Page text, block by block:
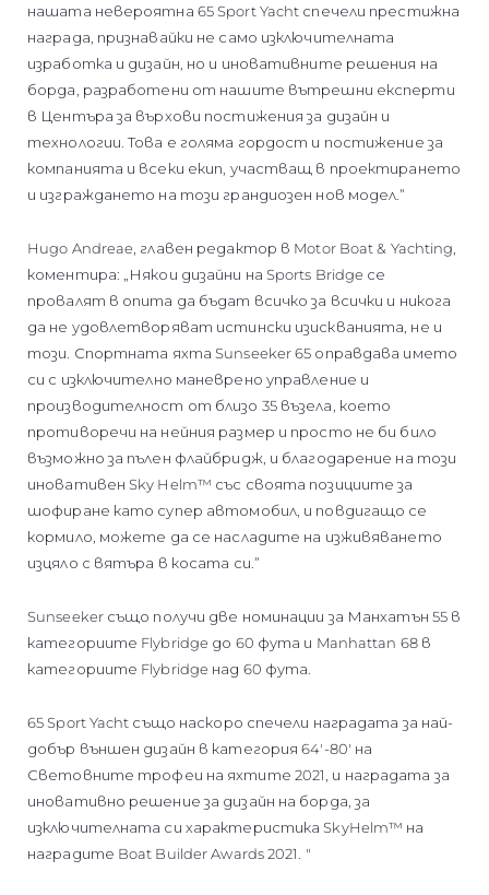
нашата невероятна 65 Sport Yacht спечели престижна
награда, признавайки не само изключителната
изработка и дизайн, но и иновативните решения на
борда, разработени от нашите вътрешни експерти
в Центъра за върхови постижения за дизайн и
технологии. Това е голяма гордост и постижение за
компанията и всеки екип, участващ в проектирането
и изграждането на този грандиозен нов модел.”
Hugo Andreae, главен редактор в Motor Boat & Yachting,
коментира: „Някои дизайни на Sports Bridge се
провалят в опита да бъдат всичко за всички и никога
да не удовлетворяват истински изискванията, не и
този. Спортната яхта Sunseeker 65 оправдава името
си с изключително маневрено управление и
производителност от близо 35 възела, което
противоречи на нейния размер и просто не би било
възможно за пълен флайбридж, и благодарение на този
иновативен Sky Helm™ със своята позициите за
шофиране като супер автомобил, и повдигащо се
кормило, можете да се насладите на изживяването
изцяло с вятъра в косата си.”
Sunseeker също получи две номинации за Манхатън 55 в
категориите Flybridge до 60 фута и Manhattan 68 в
категориите Flybridge над 60 фута.
65 Sport Yacht също наскоро спечели наградата за най-
добър външен дизайн в категория 64'-80' на
Световните трофеи на яхтите 2021, и наградата за
иновативно решение за дизайн на борда, за
изключителната си характеристика SkyHelm™ на
наградите Boat Builder Awards 2021. "